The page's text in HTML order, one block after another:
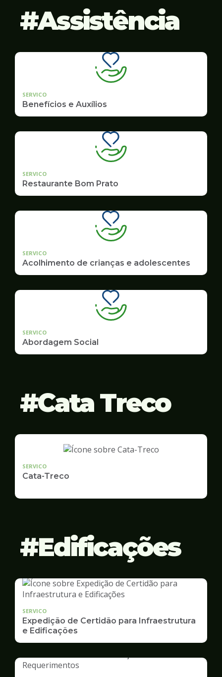
Assistência
SERVICO
Benefícios e Auxílios
SERVICO
Restaurante Bom Prato
SERVICO
Acolhimento de crianças e adolescentes
SERVICO
Abordagem Social
Cata Treco
SERVICO
Cata-Treco
Edificações
SERVICO
Expedição de Certidão para Infraestrutura
e Edificações